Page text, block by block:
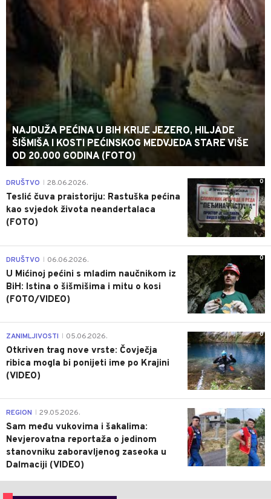
NAJDUŽA PEĆINA U BIH KRIJE JEZERO, HILJADE
ŠIŠMIŠA I KOSTI PEĆINSKOG MEDVJEDA STARE VIŠE
OD 20.000 GODINA (FOTO)
0
DRUŠTVO 28.06.2026.
Teslić čuva praistoriju: Rastuška pećina
kao svjedok života neandertalaca
(FOTO)
0
DRUŠTVO 06.06.2026.
U Mićinoj pećini s mladim naučnikom iz
BiH: Istina o šišmišima i mitu o kosi
(FOTO/VIDEO)
0
ZANIMLJIVOSTI 05.06.2026.
Otkriven trag nove vrste: Čovječja
ribica mogla bi ponijeti ime po Krajini
(VIDEO)
0
REGION 29.05.2026.
Sam među vukovima i šakalima:
Nevjerovatna reportaža o jedinom
stanovniku zaboravljenog zaseoka u
Dalmaciji (VIDEO)